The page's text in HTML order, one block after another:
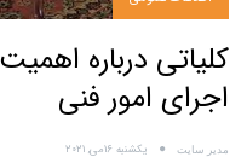
کلیاتی درباره
اجرای امور فنی
مدیر سایت یکشنبه 16می, 2021